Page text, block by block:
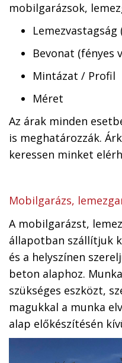
mobilgarázsok,
Lemezvastagság
Bevonat (fényes
Mintázat / Profil
Méret
Az árak minden
is meghatározzák.
keressen minket
Mobilgarázs,
A mobilgarázst,
állapotban szállítjuk
és a helyszínen
beton alaphoz.
szükséges eszközt,
magukkal a munka
alap előkészítésén